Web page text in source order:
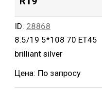
ID: 28868
8.5/19 5*108 70 ET45
brilliant silver
Цена: По запросу